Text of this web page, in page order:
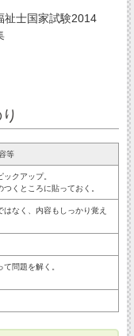
士国家試験2014
等
クアップ。
くところに貼っておく。
なく、内容もしっかり覚え
問題を解く。